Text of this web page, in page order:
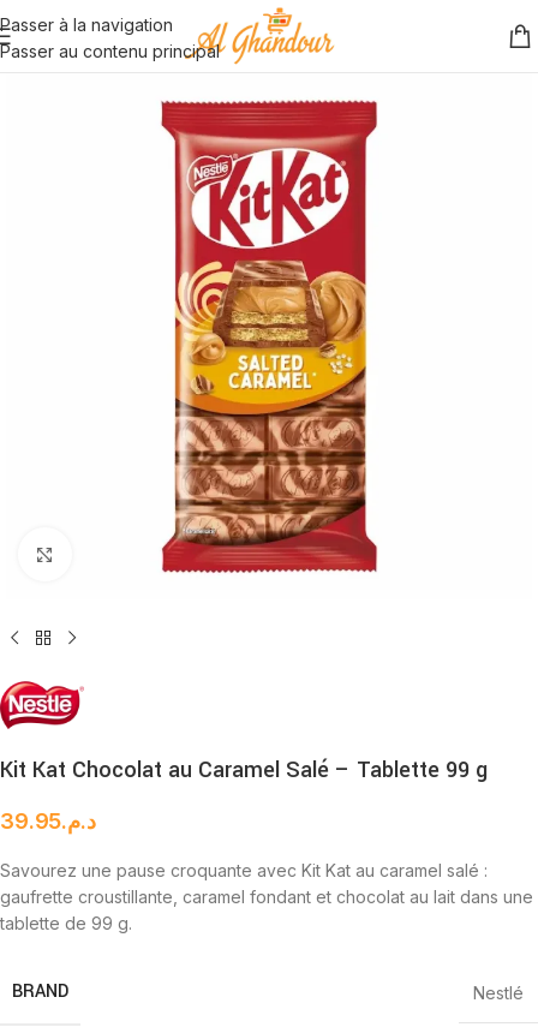
Passer à la navigation
Passer au contenu principal
Cliquez pour agrandir
Kit Kat Chocolat au Caramel Salé – Tablette 99 g
د.م.39.95
Savourez une pause croquante avec Kit Kat au caramel salé :
gaufrette croustillante, caramel fondant et chocolat au lait dans une
tablette de 99 g.
BRAND Nestlé